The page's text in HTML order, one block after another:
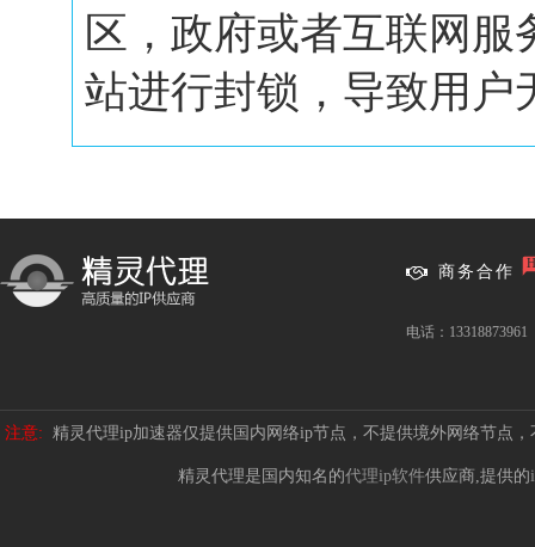
区，政府或者互联网
站进行封锁，导致用户
商务合作
电话：13318873961
注意: 精灵代理ip加速器仅提供国内网络ip节点，不提供境外网络节点
精灵代理是国内知名的代理ip软件供应商,提供的